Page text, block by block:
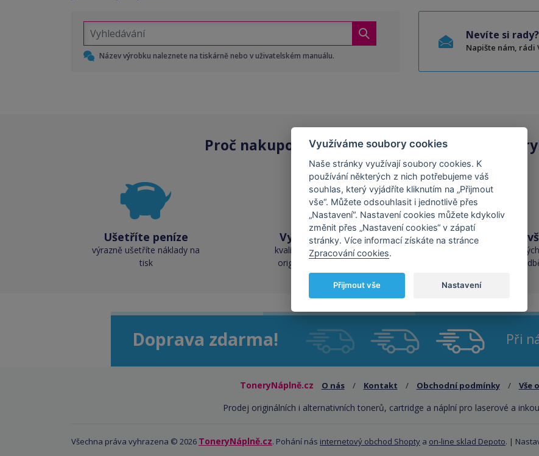
Název výrobku naleznete na tiskárně nebo v uživatelském manuálu.
Nevíte si rady?
Napište nám, rádi
Proč nakupovatkompatibilní kazety na
Ušetříte peníze
výrazně ušetříte náklady na
tisk
Vysoká kvalita
kvalita je srovnatelná s
originálními náplněmi
Skladem téměř
přes 50 000 skladových
zásob pro okamžitý
Doprava zdarma! Při
ToneryNáplně.cz O nás / Kontakt / Obchodní podmínky / Vše
Prodej originálních i alternativních tonerů, cartridge a náplní pro laserové a
Všechna práva vyhrazena © 2026 ToneryNáplně.cz. Pohání nás internetový obchod Shopty a on-line sklad Depoto. |
Využíváme soubory cookies
Naše stránky využívají soubory cookies. K
používání některých z nich potřebujeme váš
souhlas, který vyjádříte kliknutím na „Přijmout
vše“. Můžete odsouhlasit i jednotlivě přes
„Nastavení“. Nastavení cookies můžete kdykoliv
změnit přes „Nastavení cookies“ v zápatí
stránky. Více informací získáte na stránce
Zpracování cookies.
Přijmout vše Nastavení